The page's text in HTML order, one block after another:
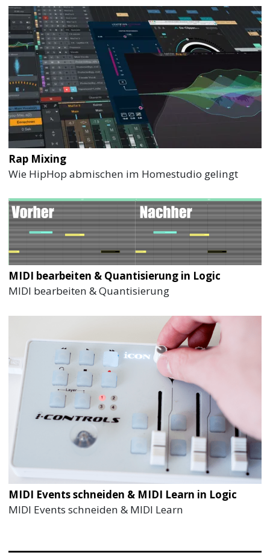
Rap Mixing
Wie HipHop abmischen im Homestudio gelingt
MIDI bearbeiten & Quantisierung in Logic
MIDI bearbeiten & Quantisierung
MIDI Events schneiden & MIDI Learn in Logic
MIDI Events schneiden & MIDI Learn